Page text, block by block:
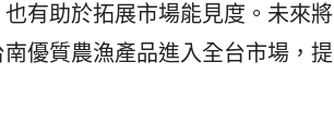
有助於拓展市場能見度。未來將
優質農漁產品進入全台市場，提